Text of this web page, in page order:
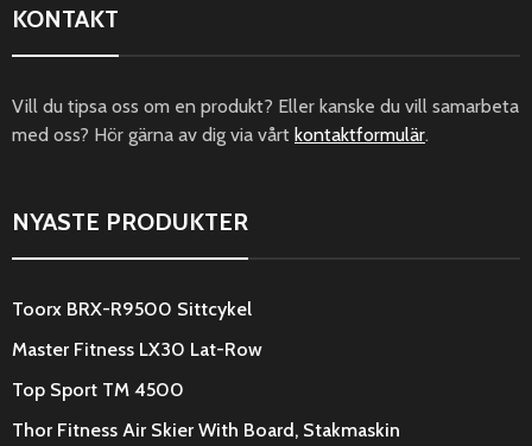
KONTAKT
Vill du tipsa oss om en produkt? Eller kanske du vill samarbeta
med oss? Hör gärna av dig via vårt kontaktformulär.
NYASTE PRODUKTER
Toorx BRX-R9500 Sittcykel
Master Fitness LX30 Lat-Row
Top Sport TM 4500
Thor Fitness Air Skier With Board, Stakmaskin